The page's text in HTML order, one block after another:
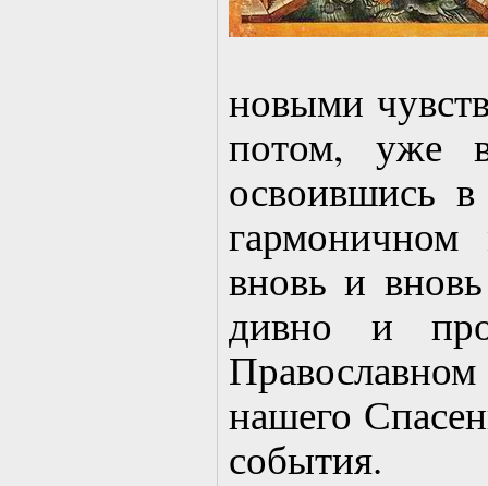
новыми
потом, уже
освоившись
вновь и
дивно и
нашего
события.